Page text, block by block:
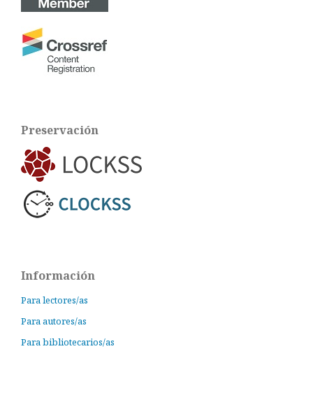
Preservación
Información
Para lectores/as
Para autores/as
Para bibliotecarios/as